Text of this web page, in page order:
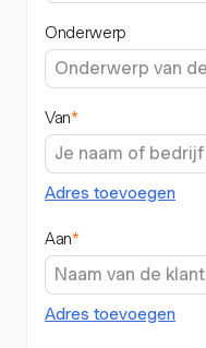
Onderwerp
Van*
Adres toevoegen
Aan*
Adres toevoegen